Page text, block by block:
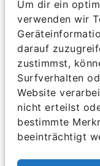
Um dir ein
verwenden wir
darauf
zustimmst,
Surfverhalten
Website
nicht erteilst
bestimmte
beeinträchtigt
Kaufe
dich an,
registriert
Kursinhalt
A4)
Frage der
A5) Der Earth
mehr
A6) Der
weiter
A7) Kein Land